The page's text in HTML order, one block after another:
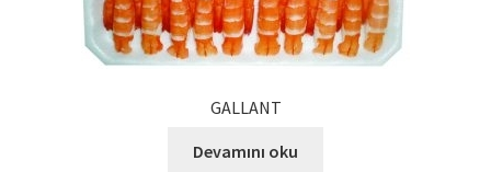
GALLANT
Devamını oku